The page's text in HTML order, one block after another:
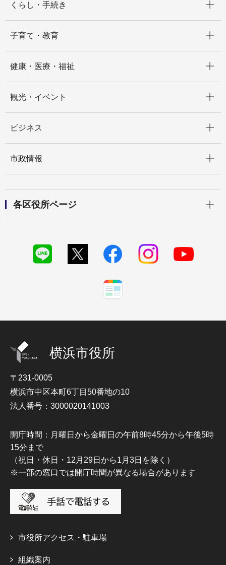
くらし・手続き
子育て・教育
健康・医療・福祉
観光・イベント
ビジネス
市政情報
各区役所ページ
横浜市役所
〒231-0005
横浜市中区本町6丁目50番地の10
法人番号：3000020141003
開庁時間：月曜日から金曜日の午前8時45分から午後5時
15分まで
（祝日・休日・12月29日から1月3日を除く）
※一部の窓口では開庁時間が異なる場合があります
市役所アクセス・駐車場
組織案内